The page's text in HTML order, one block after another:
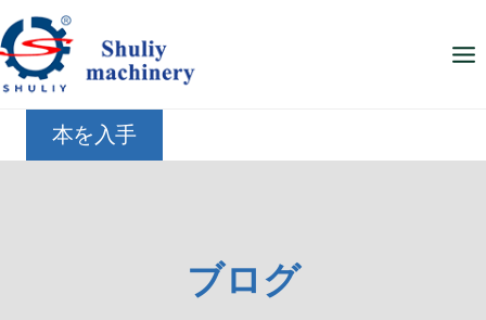
容
を
ッ
本を入手
ブログ